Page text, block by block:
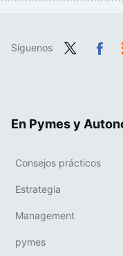
Síguenos
En Pymes y
Consejos prácticos
Estrategia
Management
pymes